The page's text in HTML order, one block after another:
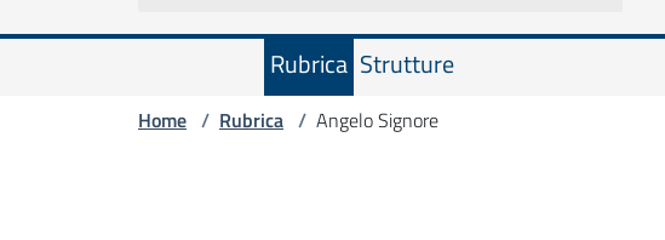
Rubrica Strutture
Home / Rubrica / Angelo Signore